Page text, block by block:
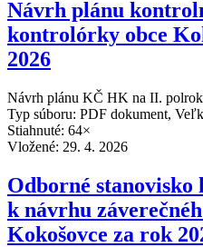
Návrh plánu
kontrolórky obce
2026
Návrh plánu KČ HK na II.
Typ súboru: PDF dokument,
Stiahnuté: 64×
Vložené: 29. 4. 2026
Odborné
k návrhu
Kokošovce za rok